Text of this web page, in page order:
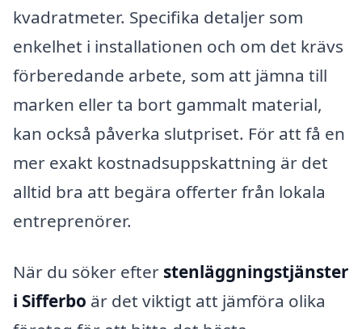
kvadratmeter. Specifika detaljer som
enkelhet i installationen och om det krävs
förberedande arbete, som att jämna till
marken eller ta bort gammalt material,
kan också påverka slutpriset. För att få en
mer exakt kostnadsuppskattning är det
alltid bra att begära offerter från lokala
entreprenörer.
När du söker efter stenläggningstjänster
i Sifferbo är det viktigt att jämföra olika